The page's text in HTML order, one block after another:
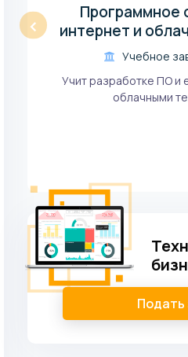
‹
Программное
интернет и
Учебное
Учит разработке ПО и
облачными
Подать